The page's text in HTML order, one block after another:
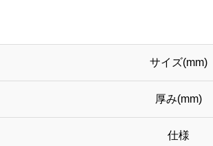
サイズ(mm)
厚み(mm)
仕様